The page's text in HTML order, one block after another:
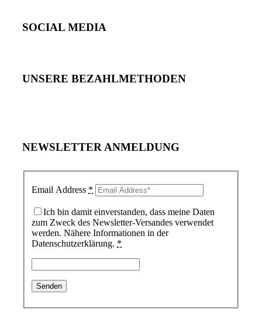
SOCIAL MEDIA
UNSERE BEZAHLMETHODEN
NEWSLETTER ANMELDUNG
Email Address *
Ich bin damit einverstanden, dass meine Daten
zum Zweck des Newsletter-Versandes verwendet
werden. Nähere Informationen in der
Datenschutzerklärung. *